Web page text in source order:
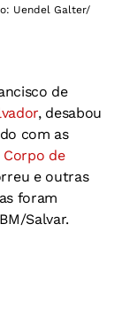
Uendel Galter/
de
, desabou
com as
Corpo de
e outras
foram
Salvar.